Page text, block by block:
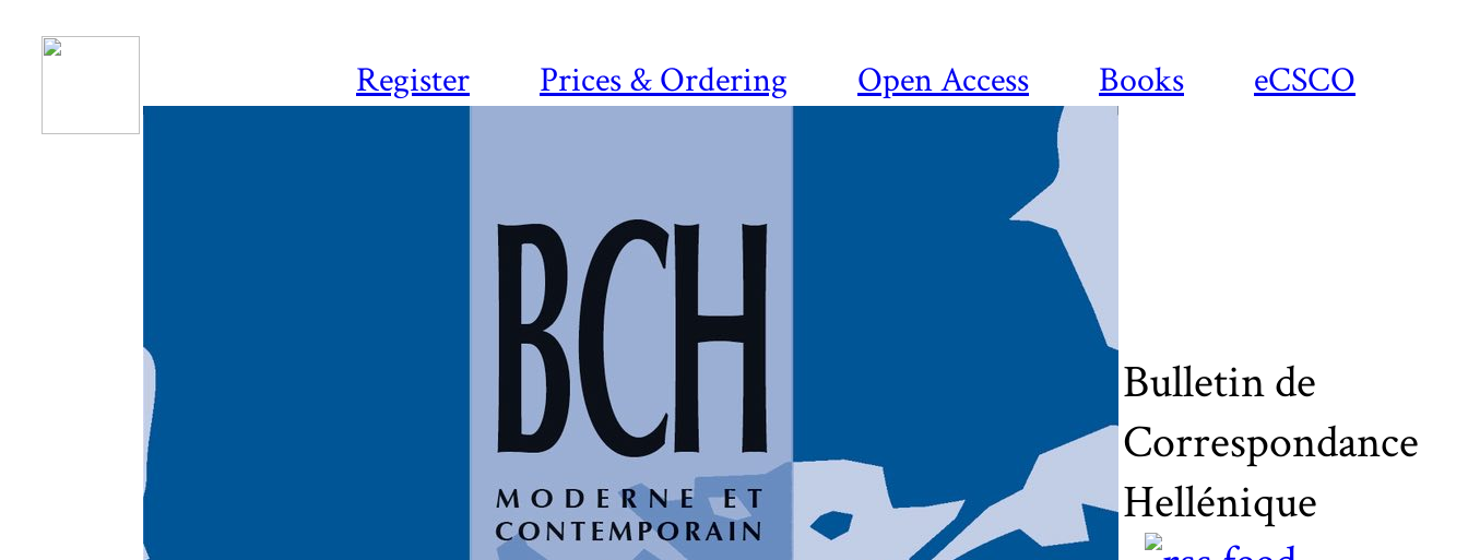
Register Prices & Ordering Open Access Books eCSCO
Bulletin de
Correspondance
Hellénique